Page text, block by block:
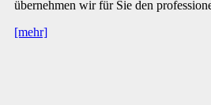
übernehmen wir für Sie den
[mehr]